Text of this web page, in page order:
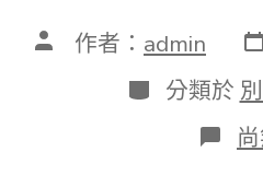
文 作者： admin 發
表
日
期
分
類
分類於
在